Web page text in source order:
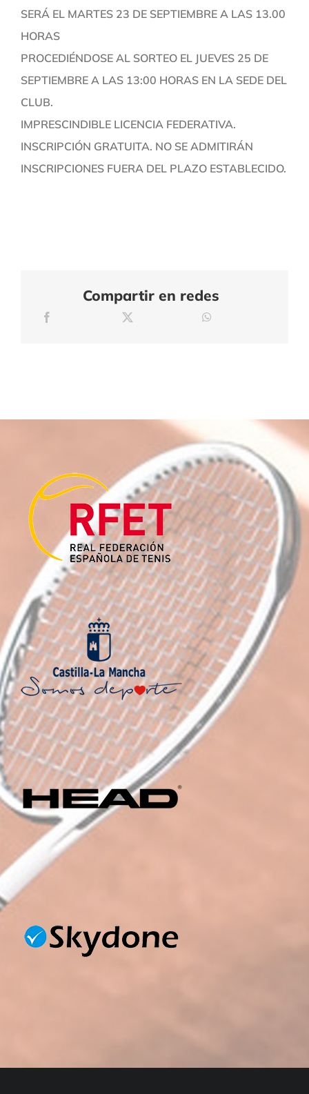
SERÁ EL MARTES 23 DE SEPTIEMBRE A LAS 13.00
HORAS
PROCEDIÉNDOSE AL SORTEO EL JUEVES 25 DE
SEPTIEMBRE A LAS 13:00 HORAS EN LA SEDE DEL
CLUB.
IMPRESCINDIBLE LICENCIA FEDERATIVA.
INSCRIPCIÓN GRATUITA. NO SE ADMITIRÁN
INSCRIPCIONES FUERA DEL PLAZO ESTABLECIDO.
Compartir en redes